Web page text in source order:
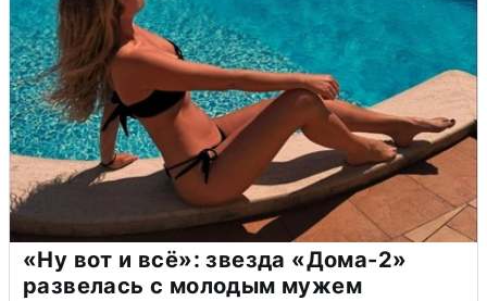
«Ну вот и всё»: звезда «Дома-2»
развелась с молодым мужем